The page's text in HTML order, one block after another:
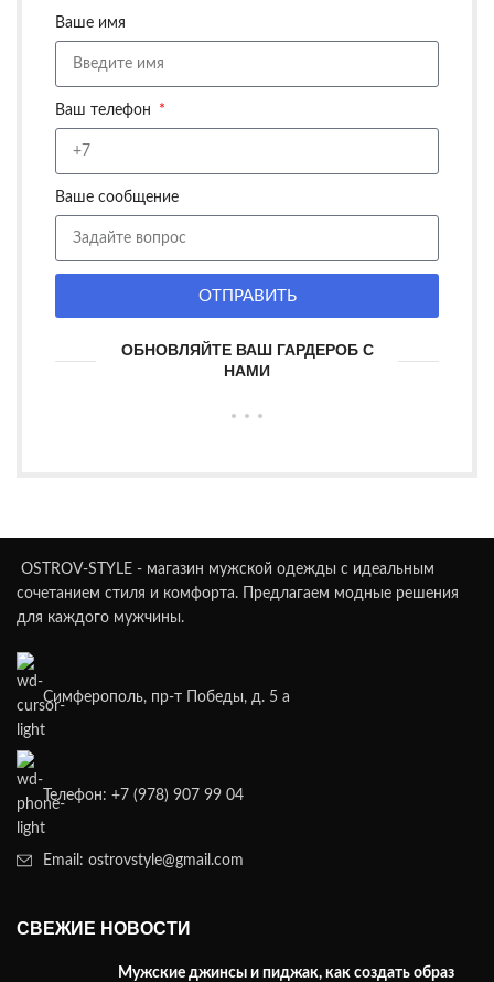
Ваше имя
Ваш телефон
Ваше сообщение
ОТПРАВИТЬ
ОБНОВЛЯЙТЕ ВАШ ГАРДЕРОБ С
НАМИ
OSTROV-STYLE - магазин мужской одежды с идеальным
сочетанием стиля и комфорта. Предлагаем модные решения
для каждого мужчины.
Симферополь, пр-т Победы, д. 5 а
Телефон: +7 (978) 907 99 04
Email: ostrovstyle@gmail.com
СВЕЖИЕ НОВОСТИ
Мужские джинсы и пиджак, как создать образ